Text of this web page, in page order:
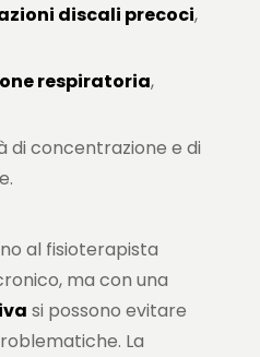
discali precoci,
respiratoria,
di concentrazione e di
al fisioterapista
ma con una
si possono evitare
La